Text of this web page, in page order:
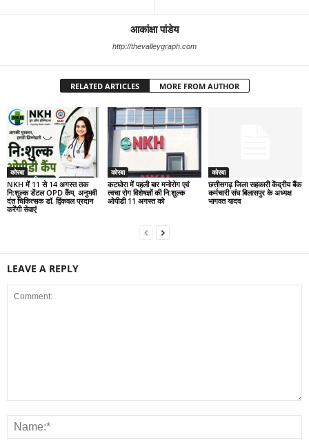
आकांक्षा पांडेय
http://thevalleygraph.com
RELATED ARTICLES MORE FROM AUTHOR
कोरबा
NKH में 11 से 14 अगस्त तक
नि:शुल्क डेंटल OPD कैंप, अनुभवी
दंत चिकित्सक डॉ. द्विंकवल प्रदान
करेंगी सेवाएं
कोरबा
कटघोरा में पहली बार मनोरोग एवं
त्वचा रोग विशेषज्ञों की नि:शुल्क
ओपीडी 11 अगस्त को
कोरबा
छत्तीसगढ़ जिला सहकारी केंद्रीय बैंक
कर्मचारी संघ बिलासपुर के अध्यक्ष
भागवत यादव
LEAVE A REPLY